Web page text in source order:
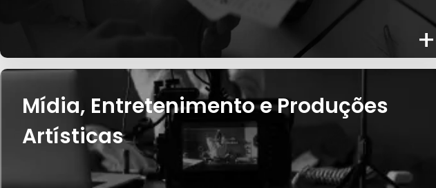
+
Mídia, Entretenimento e Produções
Artísticas